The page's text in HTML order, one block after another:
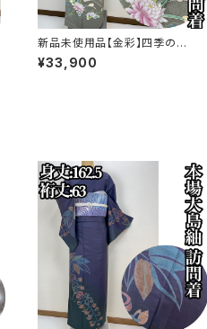
新品未使用品【金彩】四季の
花々 訪問着 正絹 袷 ガード加工
済s763
¥33,900